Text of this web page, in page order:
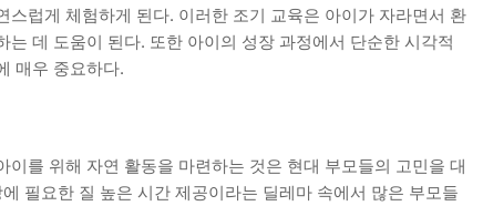
럽게 체험하게 된다. 이러한 조기 교육은 아이가 자라면서 환
데 도움이 된다. 또한 아이의 성장 과정에서 단순한 시각적
매우 중요하다.
를 위해 자연 활동을 마련하는 것은 현대 부모들의 고민을 대
필요한 질 높은 시간 제공이라는 딜레마 속에서 많은 부모들